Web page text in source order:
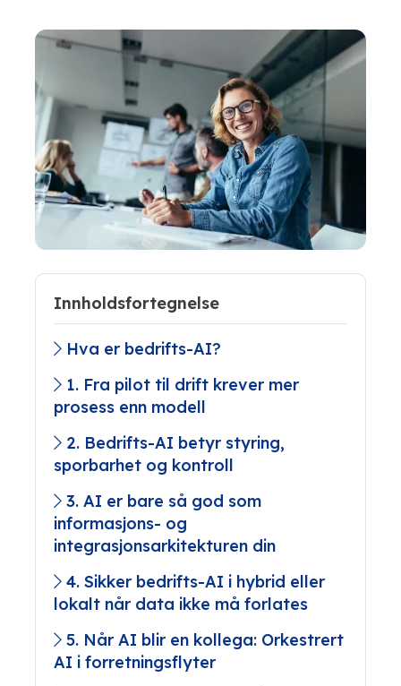
Innholdsfortegnelse
Hva er bedrifts-AI?
1. Fra pilot til drift krever mer
prosess enn modell
2. Bedrifts-AI betyr styring,
sporbarhet og kontroll
3. AI er bare så god som
informasjons- og
integrasjonsarkitekturen din
4. Sikker bedrifts-AI i hybrid eller
lokalt når data ikke må forlates
5. Når AI blir en kollega: Orkestrert
AI i forretningsflyter